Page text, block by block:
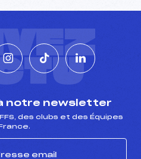
notre newsletter
des clubs et des Équipes